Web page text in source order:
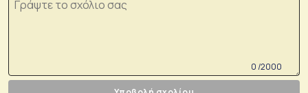
0 /2000